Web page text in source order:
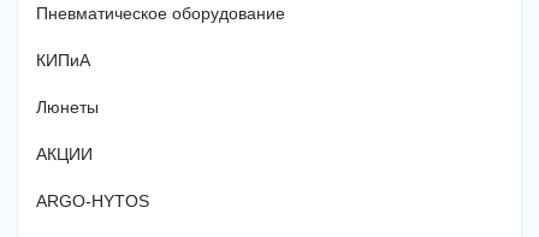
Пневматическое оборудование
КИПиА
Люнеты
АКЦИИ
ARGO-HYTOS